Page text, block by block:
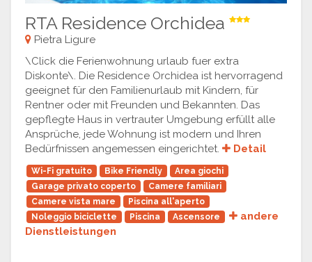
RTA Residence Orchidea
Pietra Ligure
\Click die Ferienwohnung urlaub fuer extra
Diskonte\. Die Residence Orchidea ist hervorragend
geeignet für den Familienurlaub mit Kindern, für
Rentner oder mit Freunden und Bekannten. Das
gepflegte Haus in vertrauter Umgebung erfüllt alle
Ansprüche, jede Wohnung ist modern und Ihren
Bedürfnissen angemessen eingerichtet.
Detail
Wi-Fi gratuito Bike Friendly
Area giochi
Garage privato coperto
Camere familiari
Camere vista mare
Piscina all'aperto
Noleggio biciclette
Piscina Ascensore
andere
Dienstleistungen